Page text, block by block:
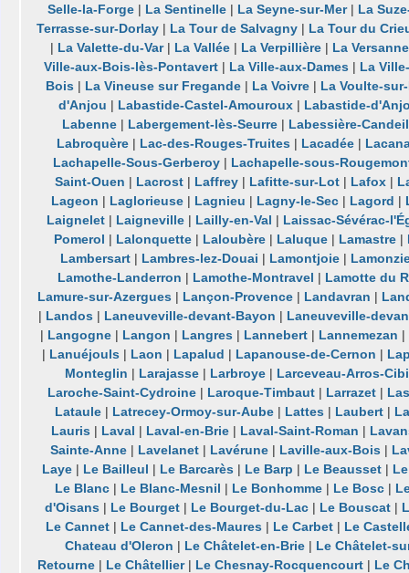
Selle-la-Forge | La Sentinelle | La Seyne-sur-Mer| La
Terrasse-sur-Dorlay | La Tour de Salvagny | La Tour du
| La Valette-du-Var| La Vallée| La Verpillière| La Versanne
Ville-aux-Bois-lès-Pontavert| La Ville-aux-Dames| La
Bois| La Vineuse sur Fregande| La Voivre| La Voulte-
d'Anjou | Labastide-Castel-Amouroux| Labastide-
Labenne| Labergement-lès-Seurre| Labessière-Candeil
Labroquère| Lac-des-Rouges-Truites| Lacadée|
Lachapelle-Sous-Gerberoy| Lachapelle-sous-
Saint-Ouen | Lacrost | Laffrey | Lafitte-sur-Lot | Lafox |
Lageon | Laglorieuse | Lagnieu | Lagny-le-Sec | Lagord |
Laignelet | Laigneville | Lailly-en-Val | Laissac-Sévérac-
Pomerol | Lalonquette| Laloubère| Laluque| Lamastre|
Lambersart| Lambres-lez-Douai | Lamontjoie|
Lamothe-Landerron | Lamothe-Montravel | Lamotte du
Lamure-sur-Azergues| Lançon-Provence| Landavran |
| Landos | Laneuveville-devant-Bayon | Laneuveville-
| Langogne| Langon | Langres| Lannebert| Lannemezan |
| Lanuéjouls| Laon | Lapalud | Lapanouse-de-Cernon |
Monteglin | Larajasse | Larbroye | Larceveau-Arros-
Laroche-Saint-Cydroine| Laroque-Timbaut| Larrazet|
Lataule| Latrecey-Ormoy-sur-Aube| Lattes| Laubert|
Lauris | Laval | Laval-en-Brie | Laval-Saint-Roman |
Sainte-Anne | Lavelanet | Lavérune | Laville-aux-Bois |
Laye | Le Bailleul | Le Barcarès | Le Barp | Le Beausset |
Le Blanc| Le Blanc-Mesnil | Le Bonhomme| Le Bosc|
d'Oisans| Le Bourget| Le Bourget-du-Lac| Le Bouscat|
Le Cannet| Le Cannet-des-Maures| Le Carbet| Le
Chateau d'Oleron | Le Châtelet-en-Brie | Le Châtelet-
Retourne| Le Châtellier| Le Chesnay-Rocquencourt| Le